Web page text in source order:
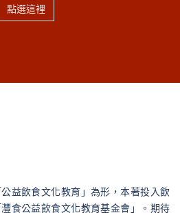
點選這裡
益飲食文化教育」為形，本著投入飲
食公益飲食文化教育基金會」。期待